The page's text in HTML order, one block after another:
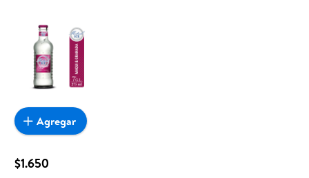
$1.650
Agregar